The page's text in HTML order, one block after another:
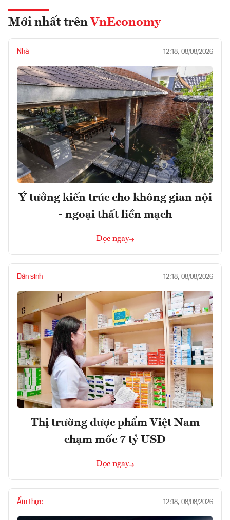
Mới nhất trên VnEconomy
Nhà 12:18, 08/08/2026
Ý tưởng kiến trúc cho không gian nội
- ngoại thất liền mạch
Đọc ngay
Dân sinh 12:18, 08/08/2026
Thị trường dược phẩm Việt Nam
chạm mốc 7 tỷ USD
Đọc ngay
Ẩm thực 12:18, 08/08/2026